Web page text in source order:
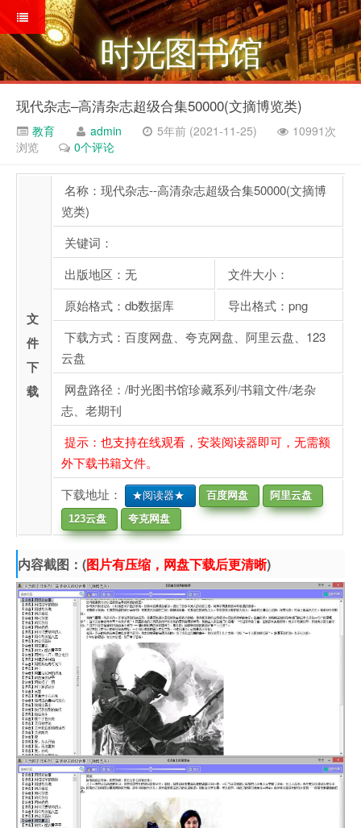
时光图书馆
现代杂志–高清杂志超级合集50000(文摘博览类)
教育 admin 5年前 (2021-11-25)
10991次
浏览
0个评论
文
件
下
载
名称：现代杂志--高清杂志超级合集50000(文摘博
览类)
关键词：
出版地区：无
文件大小：
原始格式：db数据库
导出格式：png
下载方式：百度网盘、夸克网盘、阿里云盘、123
云盘
网盘路径：/时光图书馆珍藏系列/书籍文件/老杂
志、老期刊
提示：也支持在线观看，安装阅读器即可，无需额
外下载书籍文件。
下载地址：
★阅读器★ 百度网盘
阿里云盘
123云盘
夸克网盘
内容截图：(图片有压缩，网盘下载后更清晰)